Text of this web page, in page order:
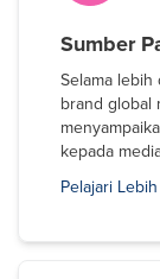
Sumber
Selama
brand global
kepada
Pelajari